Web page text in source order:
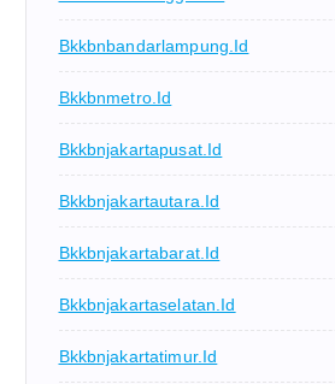
Bkkbnbandarlampung.id
Bkkbnmetro.id
Bkkbnjakartapusat.id
Bkkbnjakartautara.id
Bkkbnjakartabarat.id
Bkkbnjakartaselatan.id
Bkkbnjakartatimur.id